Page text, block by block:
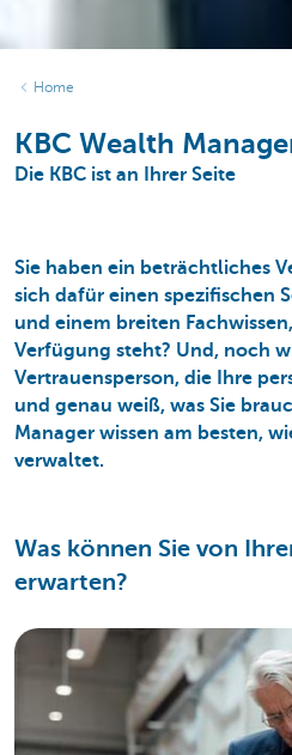
Home
KBC Wealth
Die KBC ist an Ihrer Seite
Sie haben ein beträchtliches
sich dafür einen spezifischen
und einem breiten
Verfügung steht? Und, noch
Vertrauensperson, die Ihre
und genau weiß, was Sie
Manager wissen am besten,
verwaltet.
Was können Sie von
erwarten?